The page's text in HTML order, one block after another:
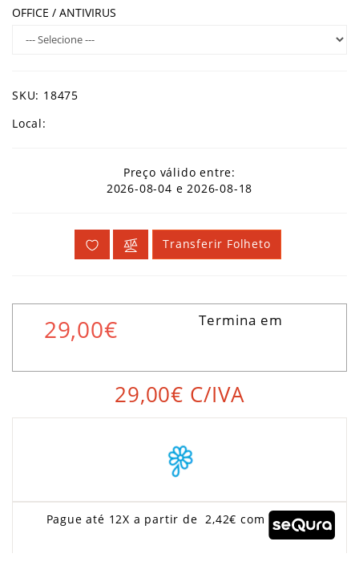
OFFICE / ANTIVIRUS
SKU: 18475
Local:
Preço válido entre:
2026-08-04 e 2026-08-18
Transferir Folheto
29,00€ Termina em
29,00€ C/IVA
Pague até 12X a partir de 2,42€ com